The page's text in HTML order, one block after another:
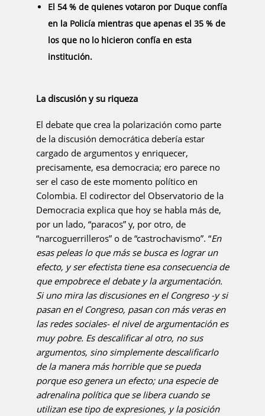
El 54 % de quienes votaron por Duque confía
en la Policía mientras que apenas el 35 % de
los que no lo hicieron confía en esta
institución.
La discusión y su riqueza
El debate que crea la polarización como parte
de la discusión democrática debería estar
cargado de argumentos y enriquecer,
precisamente, esa democracia; ero parece no
ser el caso de este momento político en
Colombia. El codirector del Observatorio de la
Democracia explica que hoy se habla más de,
por un lado, “paracos” y, por otro, de
“narcoguerrilleros” o de “castrochavismo”. “En
esas peleas lo que más se busca es lograr un
efecto, y ser efectista tiene esa consecuencia de
que empobrece el debate y la argumentación.
Si uno mira las discusiones en el Congreso -y si
pasan en el Congreso, pasan con más veras en
las redes sociales- el nivel de argumentación es
muy pobre. Es descalificar al otro, no sus
argumentos, sino simplemente descalificarlo
de la manera más horrible que se pueda
porque eso genera un efecto; una especie de
adrenalina política que se libera cuando se
utilizan ese tipo de expresiones, y la posición